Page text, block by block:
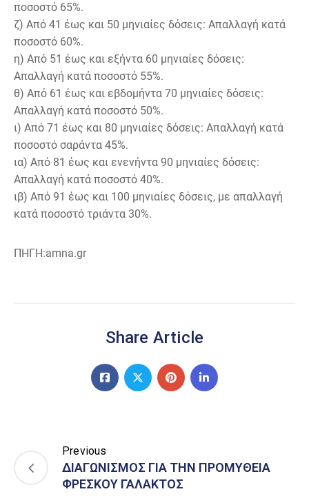
ποσοστό 65%.
ζ) Από 41 έως και 50 μηνιαίες δόσεις: Απαλλαγή κατά
ποσοστό 60%.
η) Από 51 έως και εξήντα 60 μηνιαίες δόσεις:
Απαλλαγή κατά ποσοστό 55%.
θ) Από 61 έως και εβδομήντα 70 μηνιαίες δόσεις:
Απαλλαγή κατά ποσοστό 50%.
ι) Από 71 έως και 80 μηνιαίες δόσεις: Απαλλαγή κατά
ποσοστό σαράντα 45%.
ια) Από 81 έως και ενενήντα 90 μηνιαίες δόσεις:
Απαλλαγή κατά ποσοστό 40%.
ιβ) Από 91 έως και 100 μηνιαίες δόσεις, με απαλλαγή
κατά ποσοστό τριάντα 30%.
ΠΗΓΗ:amna.gr
Share Article
Previous
ΔΙΑΓΩΝΙΣΜΟΣ ΓΙΑ ΤΗΝ ΠΡΟΜΥΘΕΙΑ
ΦΡΕΣΚΟΥ ΓΑΛΑΚΤΟΣ